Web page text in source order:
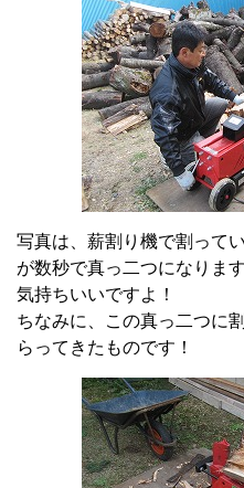
写真は、薪割り機で割って
が数秒で真っ二つになります
気持ちいいですよ！
ちなみに、この真っ二つに
らってきたものです！